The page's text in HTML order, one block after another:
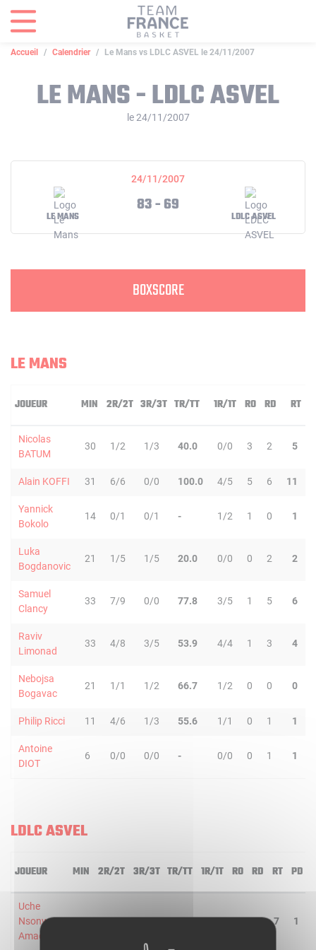
Accueil Calendrier Le Mans vs LDLC ASVEL le 24/11/2007
LE MANS - LDLC ASVEL
le 24/11/2007
24/11/2007
LE MANS
83 - 69
LDLC ASVEL
BOXSCORE
LE MANS
JOUEUR MIN 2R/2T 3R/3T TR/TT 1R/1T RO RD RT
Nicolas
BATUM
30 1/2 1/3 40.0 0/0 3 2 5
Alain KOFFI 31 6/6 0/0 100.0 4/5 5 6 11
Yannick
Bokolo
14 0/1 0/1 - 1/2 1 0 1
Luka
Bogdanovic
21 1/5 1/5 20.0 0/0 0 2 2
Samuel
Clancy
33 7/9 0/0 77.8 3/5 1 5 6
Raviv
Limonad
33 4/8 3/5 53.9 4/4 1 3 4
Nebojsa
Bogavac
21 1/1 1/2 66.7 1/2 0 0 0
Philip Ricci 11 4/6 1/3 55.6 1/1 0 1 1
Antoine
DIOT
6 0/0 0/0 - 0/0 0 1 1
LDLC ASVEL
JOUEUR MIN 2R/2T 3R/3T TR/TT 1R/1T RO RD RT PD
Uche
Nsonwu-
Amadi
28 5/8 0/0 62.5 0/0 3 4 7 1
Panneau de gestion des cookies